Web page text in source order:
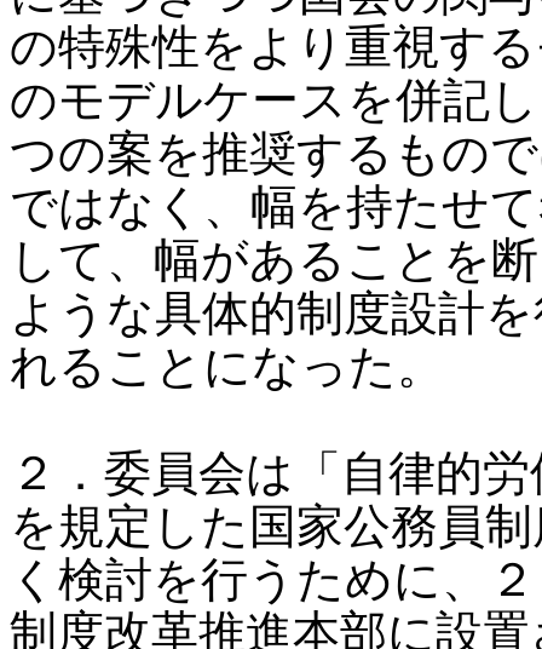
の特殊性をより重視す
のモデルケースを併記
つの案を推奨するもの
ではなく、幅を持たせ
して、幅があることを
ような具体的制度設計
れることになった。
２．委員会は「自律的
を規定した国家公務員
く検討を行うために、
制度改革推進本部に設